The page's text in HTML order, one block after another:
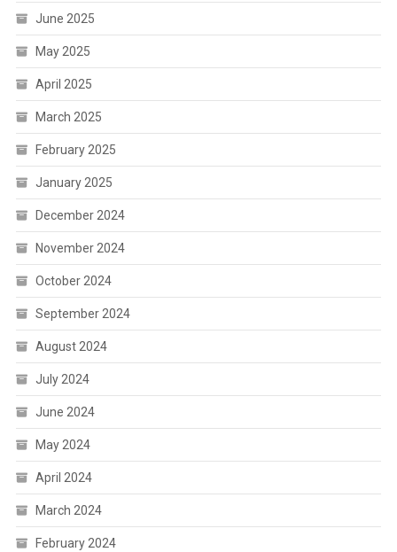
June 2025
May 2025
April 2025
March 2025
February 2025
January 2025
December 2024
November 2024
October 2024
September 2024
August 2024
July 2024
June 2024
May 2024
April 2024
March 2024
February 2024